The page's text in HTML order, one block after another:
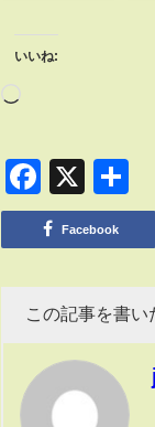
いいね:
X
Facebook
この記事を書い